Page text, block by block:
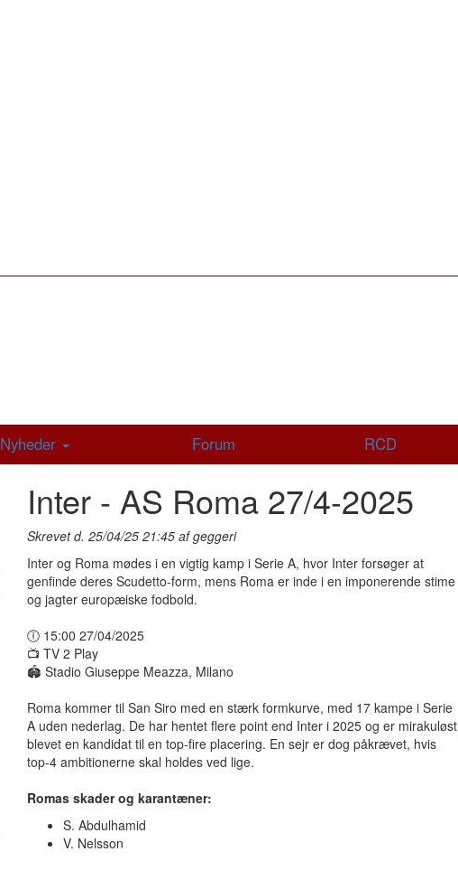
Nyheder Forum RCD
Inter - AS Roma 27/4-2025
Skrevet d. 25/04/25 21:45 af geggeri
Inter og Roma mødes i en vigtig kamp i Serie A, hvor Inter forsøger at
genfinde deres Scudetto-form, mens Roma er inde i en imponerende stime
og jagter europæiske fodbold.
🕕 15:00 27/04/2025
📺 TV 2 Play
🏟️ Stadio Giuseppe Meazza, Milano
Roma kommer til San Siro med en stærk formkurve, med 17 kampe i Serie
A uden nederlag. De har hentet flere point end Inter i 2025 og er mirakuløst
blevet en kandidat til en top-fire placering. En sejr er dog påkrævet, hvis
top-4 ambitionerne skal holdes ved lige.
Romas skader og karantæner:
S. Abdulhamid
V. Nelsson